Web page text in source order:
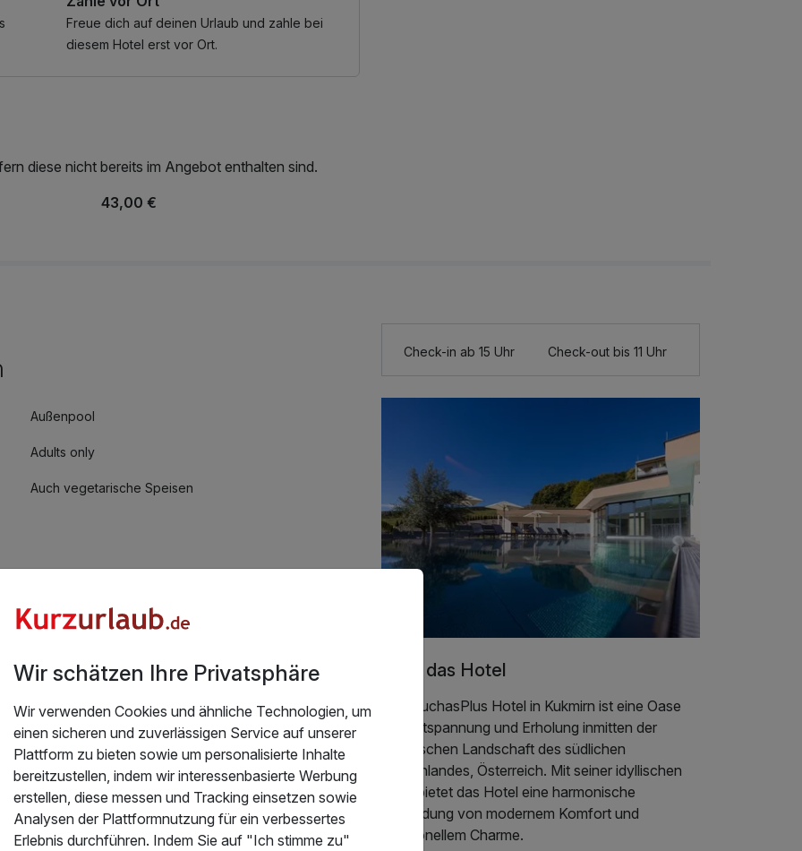
Freue dich auf deinen Urlaub und zahle bei
diesem Hotel erst vor Ort.
diese nicht bereits im Angebot enthalten sind.
43,00 €
Außenpool
Adults only
Auch vegetarische Speisen
- Adults only im Südburgenland | 2
Check-in ab 15 Uhr Check-out bis 11 Uhr
Über das Hotel
Das PuchasPlus Hotel in Kukmirn ist eine Oase
der Entspannung und Erholung inmitten der
malerischen Landschaft des südlichen
Burgenlandes, Österreich. Mit seiner idyllischen
Lage bietet das Hotel eine harmonische
Verbindung von modernem Komfort und
traditionellem Charme.
Wir schätzen Ihre Privatsphäre
Wir verwenden Cookies und ähnliche Technologien, um
einen sicheren und zuverlässigen Service auf unserer
Plattform zu bieten sowie um personalisierte Inhalte
bereitzustellen, indem wir interessenbasierte Werbung
erstellen, diese messen und Tracking einsetzen sowie
Analysen der Plattformnutzung für ein verbessertes
Erlebnis durchführen. Indem Sie auf "Ich stimme zu"